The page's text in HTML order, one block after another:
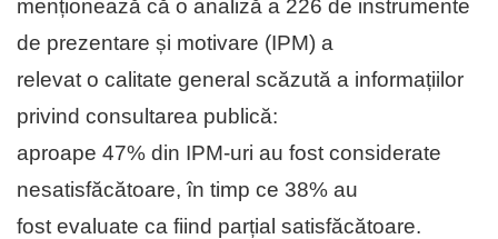
menționează că o analiză a 226 de instrumente
de prezentare și motivare (IPM) a
relevat o calitate general scăzută a informațiilor
privind consultarea publică:
aproape 47% din IPM-uri au fost considerate
nesatisfăcătoare, în timp ce 38% au
fost evaluate ca fiind parțial satisfăcătoare.